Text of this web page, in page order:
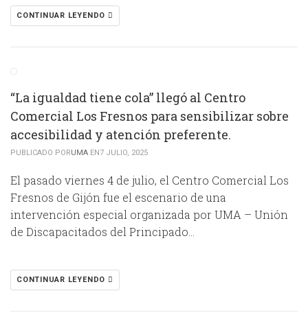
CONTINUAR LEYENDO
“La igualdad tiene cola” llegó al Centro
Comercial Los Fresnos para sensibilizar sobre
accesibilidad y atención preferente.
PUBLICADO PORUMA EN7 JULIO, 2025
El pasado viernes 4 de julio, el Centro Comercial Los
Fresnos de Gijón fue el escenario de una
intervención especial organizada por UMA – Unión
de Discapacitados del Principado…
CONTINUAR LEYENDO